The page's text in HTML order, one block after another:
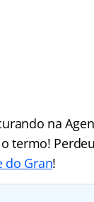
na
termo!
do Gran!